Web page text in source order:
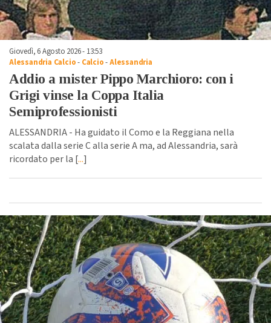
Giovedì, 6 Agosto 2026 - 13:53
Alessandria Calcio- Calcio-Alessandria
Addio a mister Pippo Marchioro: con i
Grigi vinse la Coppa Italia
Semiprofessionisti
ALESSANDRIA - Ha guidato il Como e la Reggiana nella
scalata dalla serie C alla serie A ma, ad Alessandria, sarà
ricordato per la [...]